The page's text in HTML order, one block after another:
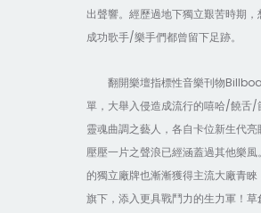
出聲響。經歷過地下獨立艱苦時期，
成功歌手/樂手們都曾留下足跡。
翻開樂壇指標性音樂刊物
單，大舉入侵造成流行的嘻哈/饒舌/
靈魂曲調之藝人，各自卡位新生代亮
壓壓一片之聲浪已經涵蓋過其他樂風
的獨立廠牌也漸漸獲得主流大廠青睞
旗下，添入更具戰鬥力的生力軍！草